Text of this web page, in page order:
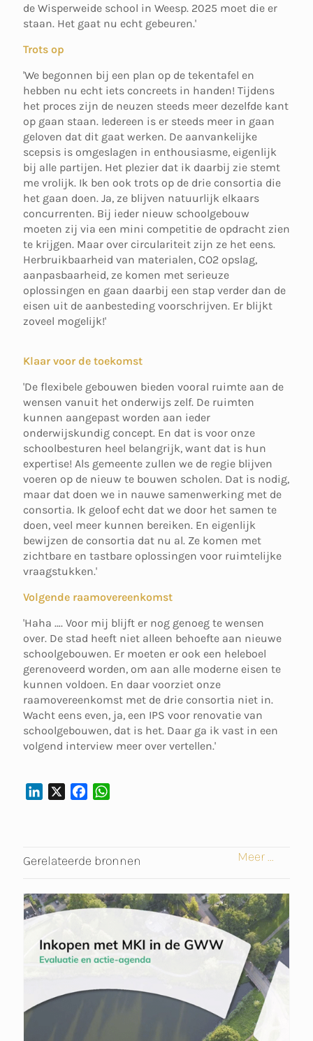
de Wisperweide school in Weesp. 2025 moet die er
staan. Het gaat nu echt gebeuren.'
Trots op
'We begonnen bij een plan op de tekentafel en
hebben nu echt iets concreets in handen! Tijdens
het proces zijn de neuzen steeds meer dezelfde kant
op gaan staan. Iedereen is er steeds meer in gaan
geloven dat dit gaat werken. De aanvankelijke
scepsis is omgeslagen in enthousiasme, eigenlijk
bij alle partijen. Het plezier dat ik daarbij zie stemt
me vrolijk. Ik ben ook trots op de drie consortia die
het gaan doen. Ja, ze blijven natuurlijk elkaars
concurrenten. Bij ieder nieuw schoolgebouw
moeten zij via een mini competitie de opdracht zien
te krijgen. Maar over circulariteit zijn ze het eens.
Herbruikbaarheid van materialen, CO2 opslag,
aanpasbaarheid, ze komen met serieuze
oplossingen en gaan daarbij een stap verder dan de
eisen uit de aanbesteding voorschrijven. Er blijkt
zoveel mogelijk!'
Klaar voor de toekomst
'De flexibele gebouwen bieden vooral ruimte aan de
wensen vanuit het onderwijs zelf. De ruimten
kunnen aangepast worden aan ieder
onderwijskundig concept. En dat is voor onze
schoolbesturen heel belangrijk, want dat is hun
expertise! Als gemeente zullen we de regie blijven
voeren op de nieuw te bouwen scholen. Dat is nodig,
maar dat doen we in nauwe samenwerking met de
consortia. Ik geloof echt dat we door het samen te
doen, veel meer kunnen bereiken. En eigenlijk
bewijzen de consortia dat nu al. Ze komen met
zichtbare en tastbare oplossingen voor ruimtelijke
vraagstukken.'
Volgende raamovereenkomst
'Haha …. Voor mij blijft er nog genoeg te wensen
over. De stad heeft niet alleen behoefte aan nieuwe
schoolgebouwen. Er moeten er ook een heleboel
gerenoveerd worden, om aan alle moderne eisen te
kunnen voldoen. En daar voorziet onze
raamovereenkomst met de drie consortia niet in.
Wacht eens even, ja, een IPS voor renovatie van
schoolgebouwen, dat is het. Daar ga ik vast in een
volgend interview meer over vertellen.'
E
I
N
B
O
K
S
P
P
Gerelateerde bronnen Meer ...